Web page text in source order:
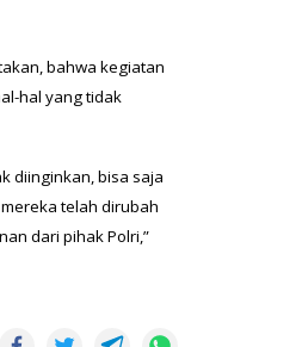
bahwa kegiatan
hal yang tidak
diinginkan, bisa saja
telah dirubah
dari pihak Polri,”